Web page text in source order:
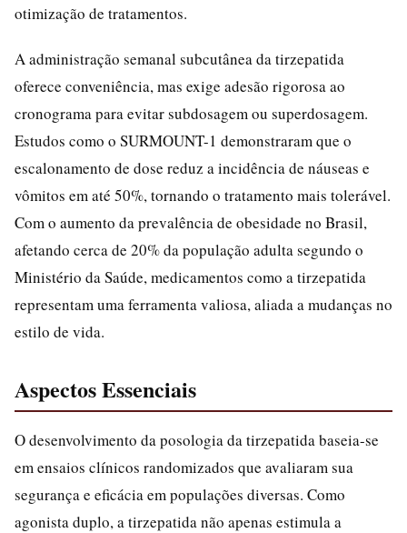
otimização de tratamentos.
A administração semanal subcutânea da tirzepatida
oferece conveniência, mas exige adesão rigorosa ao
cronograma para evitar subdosagem ou superdosagem.
Estudos como o SURMOUNT-1 demonstraram que o
escalonamento de dose reduz a incidência de náuseas e
vômitos em até 50%, tornando o tratamento mais tolerável.
Com o aumento da prevalência de obesidade no Brasil,
afetando cerca de 20% da população adulta segundo o
Ministério da Saúde, medicamentos como a tirzepatida
representam uma ferramenta valiosa, aliada a mudanças no
estilo de vida.
Aspectos Essenciais
O desenvolvimento da posologia da tirzepatida baseia-se
em ensaios clínicos randomizados que avaliaram sua
segurança e eficácia em populações diversas. Como
agonista duplo, a tirzepatida não apenas estimula a